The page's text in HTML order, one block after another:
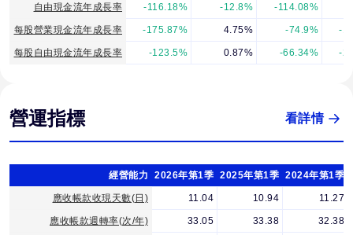
自由現金流年成長率 -116.18% -12.8% -114.08%
每股營業現金流年成長率 -175.87% 4.75% -74.9% -
每股自由現金流年成長率 -123.5% 0.87% -66.34% -
營運指標 看詳情
經營能力 2026年第1季 2025年第1季 2024年第1季
應收帳款收現天數(日) 11.04 10.94 11.27
應收帳款週轉率(次/年) 33.05 33.38 32.38